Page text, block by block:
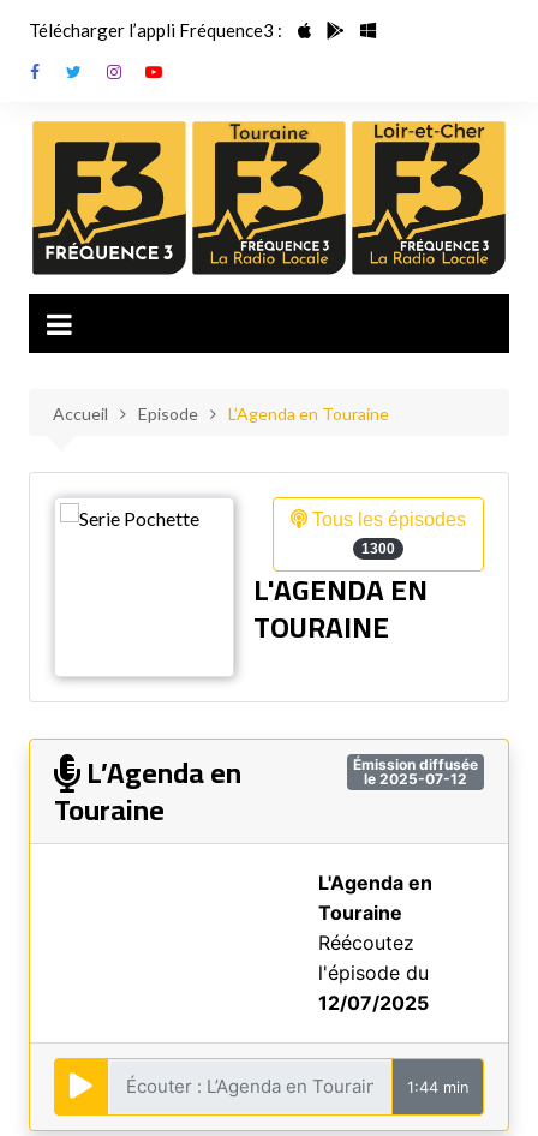
contenu
Télécharger l’appli Fréquence3 :
Accueil Episode L’Agenda en Touraine
Tous les épisodes
1300
L'AGENDA EN
TOURAINE
Émission diffusée
le 2025-07-12
L’Agenda en
Touraine
L'Agenda en
Touraine
Réécoutez
l'épisode du
12/07/2025
1:44 min